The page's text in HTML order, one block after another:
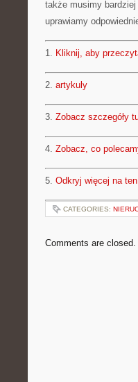
także musimy
uprawiamy
1. Kliknij, aby
2. artykuly
3. Zobacz szczegóły
4. Zobacz, co
5. Odkryj więcej na
CATEGORIES:
Comments are closed.